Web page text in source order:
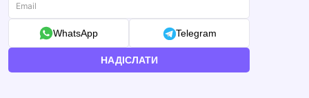
WhatsApp Telegram
НАДІСЛАТИ